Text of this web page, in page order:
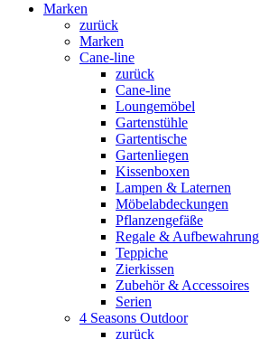
Marken
zurück
Marken
Cane-line
zurück
Cane-line
Loungemöbel
Gartenstühle
Gartentische
Gartenliegen
Kissenboxen
Lampen & Laternen
Möbelabdeckungen
Pflanzengefäße
Regale & Aufbewahrung
Teppiche
Zierkissen
Zubehör & Accessoires
Serien
4 Seasons Outdoor
zurück